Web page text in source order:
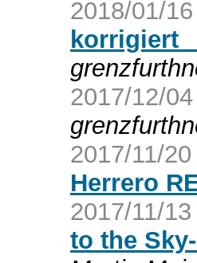
2018/01/16
korrigiert_
2017/12/04
2017/11/20
Herrero
2017/11/13
to the